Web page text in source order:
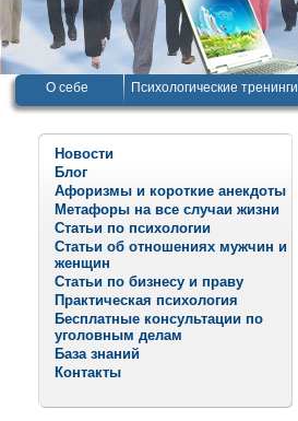
О себе Психологические тренинги
Новости
Блог
Афоризмы и короткие анекдоты
Метафоры на все случаи жизни
Статьи по психологии
Статьи об отношениях мужчин и
женщин
Статьи по бизнесу и праву
Практическая психология
Бесплатные консультации по
уголовным делам
База знаний
Контакты